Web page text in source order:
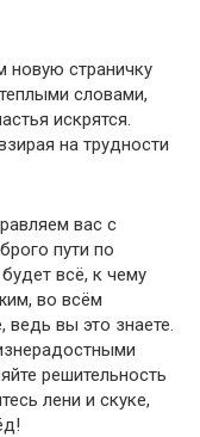
новую страничку
словами,
искрятся.
на трудности
вас с
пути по
всё, к чему
во всём
вы это знаете.
решительность
лени и скуке,